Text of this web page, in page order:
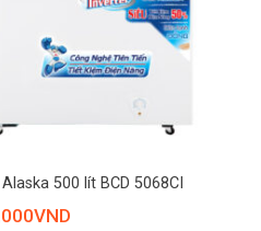
500 lít BCD 5068CI
VND